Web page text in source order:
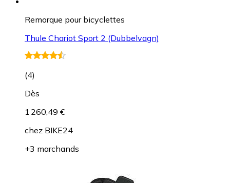
Remorque pour bicyclettes
Thule Chariot Sport 2 (Dubbelvagn)
(4)
Dès
1 260,49 €
chez BIKE24
+3 marchands